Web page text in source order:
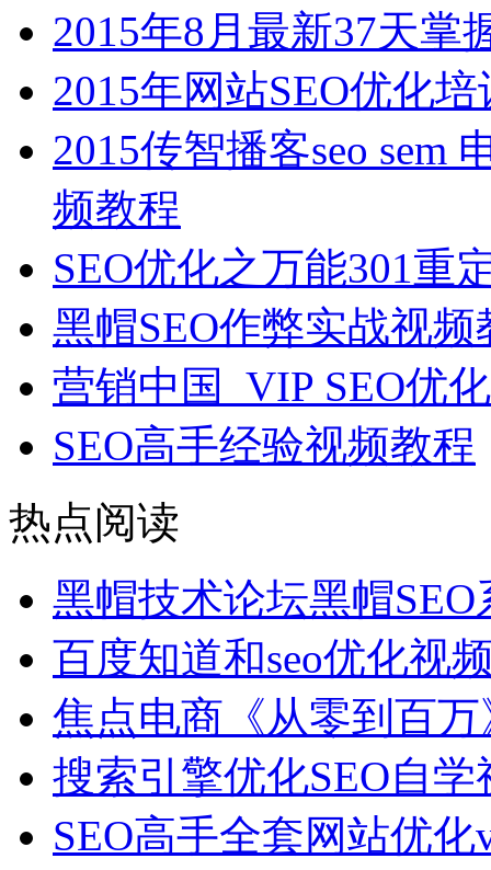
2015年8月最新37天掌
2015年网站SEO优化
2015传智播客seo sem
频教程
SEO优化之万能301重
黑帽SEO作弊实战视
营销中国_VIP SEO优
SEO高手经验视频教程
热点阅读
黑帽技术论坛黑帽
百度知道和seo优化视
焦点电商《从零到百
搜索引擎优化SEO自学
SEO高手全套网站优